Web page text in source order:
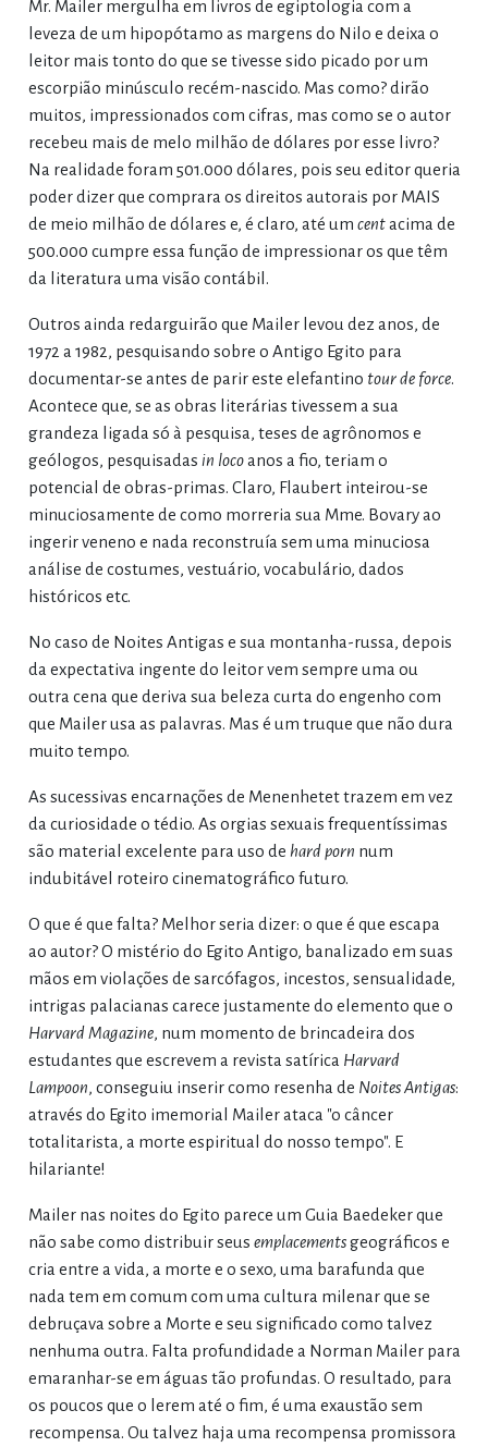
Mr. Mailer mergulha em livros de egiptologia com a
leveza de um hipopótamo as margens do Nilo e deixa o
leitor mais tonto do que se tivesse sido picado por um
escorpião minúsculo recém-nascido. Mas como? dirão
muitos, impressionados com cifras, mas como se o autor
recebeu mais de melo milhão de dólares por esse livro?
Na realidade foram 501.000 dólares, pois seu editor queria
poder dizer que comprara os direitos autorais por MAIS
de meio milhão de dólares e, é claro, até um centacima de
500.000 cumpre essa função de impressionar os que têm
da literatura uma visão contábil.
Outros ainda redarguirão que Mailer levou dez anos, de
1972 a 1982, pesquisando sobre o Antigo Egito para
documentar-se antes de parir este elefantino tour de force.
Acontece que, se as obras literárias tivessem a sua
grandeza ligada só à pesquisa, teses de agrônomos e
geólogos, pesquisadas in locoanos a fio, teriam o
potencial de obras-primas. Claro, Flaubert inteirou-se
minuciosamente de como morreria sua Mme. Bovary ao
ingerir veneno e nada reconstruía sem uma minuciosa
análise de costumes, vestuário, vocabulário, dados
históricos etc.
No caso de Noites Antigas e sua montanha-russa, depois
da expectativa ingente do leitor vem sempre uma ou
outra cena que deriva sua beleza curta do engenho com
que Mailer usa as palavras. Mas é um truque que não dura
muito tempo.
As sucessivas encarnações de Menenhetet trazem em vez
da curiosidade o tédio. As orgias sexuais frequentíssimas
são material excelente para uso de hard porn num
indubitável roteiro cinematográfico futuro.
O que é que falta? Melhor seria dizer: o que é que escapa
ao autor? O mistério do Egito Antigo, banalizado em suas
mãos em violações de sarcófagos, incestos, sensualidade,
intrigas palacianas carece justamente do elemento que o
Harvard Magazine, num momento de brincadeira dos
estudantes que escrevem a revista satírica Harvard
Lampoon, conseguiu inserir como resenha de Noites Antigas:
através do Egito imemorial Mailer ataca "o câncer
totalitarista, a morte espiritual do nosso tempo". E
hilariante!
Mailer nas noites do Egito parece um Guia Baedeker que
não sabe como distribuir seus emplacementsgeográficos e
cria entre a vida, a morte e o sexo, uma barafunda que
nada tem em comum com uma cultura milenar que se
debruçava sobre a Morte e seu significado como talvez
nenhuma outra. Falta profundidade a Norman Mailer para
emaranhar-se em águas tão profundas. O resultado, para
os poucos que o lerem até o fim, é uma exaustão sem
recompensa. Ou talvez haja uma recompensa promissora